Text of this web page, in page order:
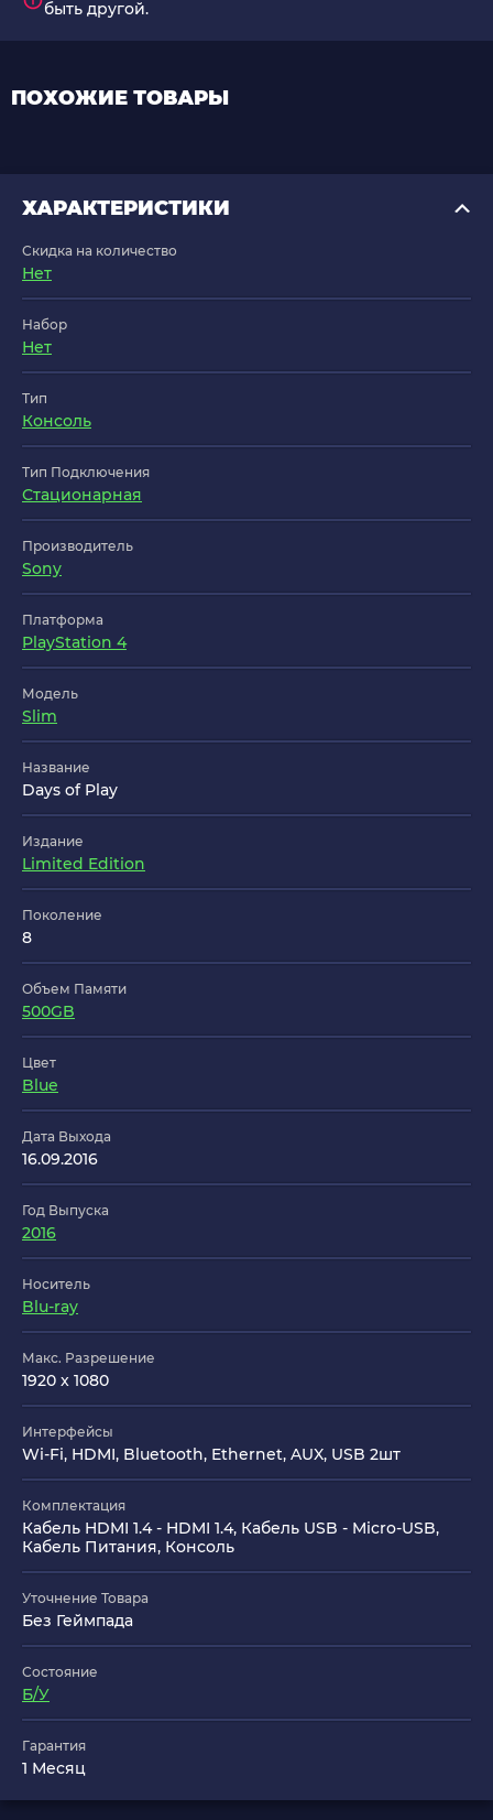
быть другой.
ПОХОЖИЕ ТОВАРЫ
ХАРАКТЕРИСТИКИ
Скидка на количество
Нет
Набор
Нет
Тип
Консоль
Тип Подключения
Стационарная
Производитель
Sony
Платформа
PlayStation 4
Модель
Slim
Название
Days of Play
Издание
Limited Edition
Поколение
8
Объем Памяти
500GB
Цвет
Blue
Дата Выхода
16.09.2016
Год Выпуска
2016
Носитель
Blu-ray
Макс. Разрешение
1920 x 1080
Интерфейсы
Wi-Fi, HDMI, Bluetooth, Ethernet, AUX, USB 2шт
Комплектация
Кабель HDMI 1.4 - HDMI 1.4, Кабель USB - Micro-USB,
Кабель Питания, Консоль
Уточнение Товара
Без Геймпада
Состояние
Б/У
Гарантия
1 Месяц